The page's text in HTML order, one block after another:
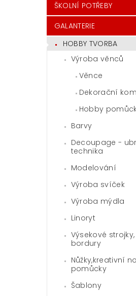
ŠKOLNÍ POTŘEBY
GALANTERIE
HOBBY TVORBA
Výroba věnců
Věnce
Dekorační
Hobby
Barvy
Decoupage -
technika
Modelování
Výroba svíček
Výroba mýdla
Linoryt
Výsekové
bordury
Nůžky,kreativní
pomůcky
Šablony